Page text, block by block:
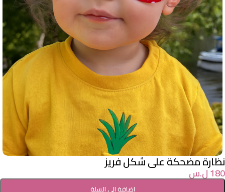
نظارة مضحكة على شكل فريز
180ل.س
إضافة إلى السلة